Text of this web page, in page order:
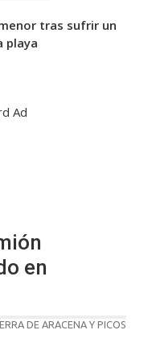
tras sufrir un
playa
en
DE ARACENA Y PICOS